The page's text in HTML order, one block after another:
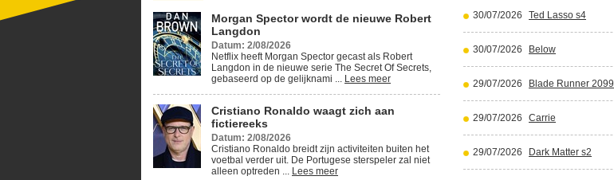
Morgan Spector wordt de nieuwe Robert
Langdon
Datum: 2/08/2026
Netflix heeft Morgan Spector gecast als Robert
Langdon in de nieuwe serie The Secret Of Secrets,
gebaseerd op de gelijknami ... Lees meer
Cristiano Ronaldo waagt zich aan
fictiereeks
Datum: 2/08/2026
Cristiano Ronaldo breidt zijn activiteiten buiten het
voetbal verder uit. De Portugese sterspeler zal niet
alleen optreden ... Lees meer
30/07/2026 Ted Lasso s4
30/07/2026 Below
29/07/2026 Blade Runner 2099
29/07/2026 Carrie
29/07/2026 Dark Matter s2